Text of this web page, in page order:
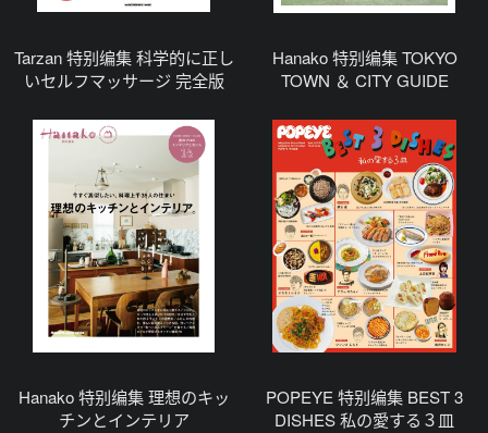
Tarzan 特别编集 科学的に正し
いセルフマッサージ 完全版
Hanako 特别编集 TOKYO
TOWN ＆ CITY GUIDE
Hanako 特别编集 理想のキッ
チンとインテリア
POPEYE 特别编集 BEST 3
DISHES 私の愛する３皿